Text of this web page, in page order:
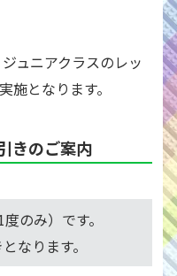
ュニアクラスのレッ
施となります。
きのご案内
のみ）です。
なります。